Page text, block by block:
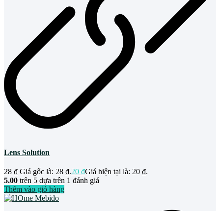
Lens Solution
28₫ Giá gốc là: 28 ₫.20 ₫Giá hiện tại là: 20 ₫.
5.00 trên 5 dựa trên 1 đánh giá
Thêm vào giỏ hàng